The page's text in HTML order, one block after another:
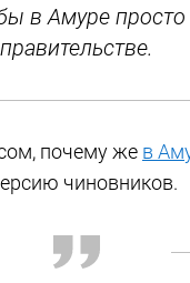
в Амуре
правительстве.
почему же в
чиновников.